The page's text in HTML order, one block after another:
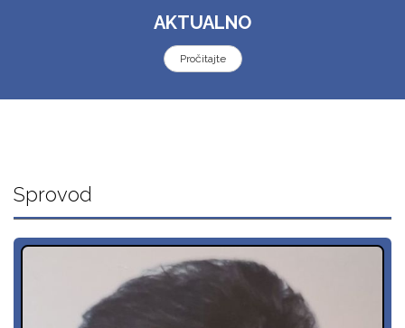
AKTUALNO
Pročitajte
Sprovod